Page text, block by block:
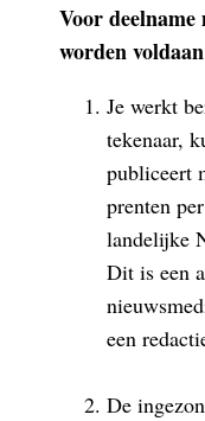
Voor
worden voldaan
Je werkt
tekenaar,
publiceert
prenten
landelijke
Dit is een
een
De